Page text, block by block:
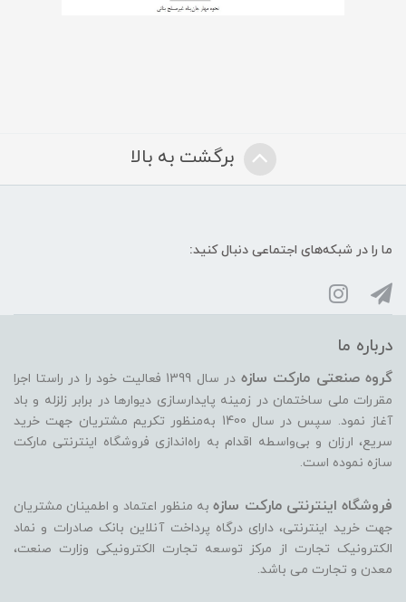
برگشت به بالا
ما را در شبکه‌های اجتماعی دنبال کنید:
درباره ما
گروه صنعتی مارکت سازه
در سال 1399 فعالیت خود را در راستا اجرا
مقررات ملی ساختمان در زمینه پایدارسازی دیوارها در برابر زلزله و باد
آغاز نمود. سپس در سال 1400 به‌منظور تکریم مشتریان جهت خرید
سریع، ارزان و بی‌واسطه اقدام به راه‌اندازی فروشگاه اینترنتی مارکت
سازه نموده است.
فروشگاه اینترنتی مارکت سازهبه منظور اعتماد و اطمینان مشتریان
جهت خرید اینترنتی، دارای درگاه پرداخت آنلاین بانک صادرات و نماد
الکترونیک تجارت از مرکز توسعه تجارت الکترونیکی وزارت صنعت،
معدن و تجارت می ‏باشد.